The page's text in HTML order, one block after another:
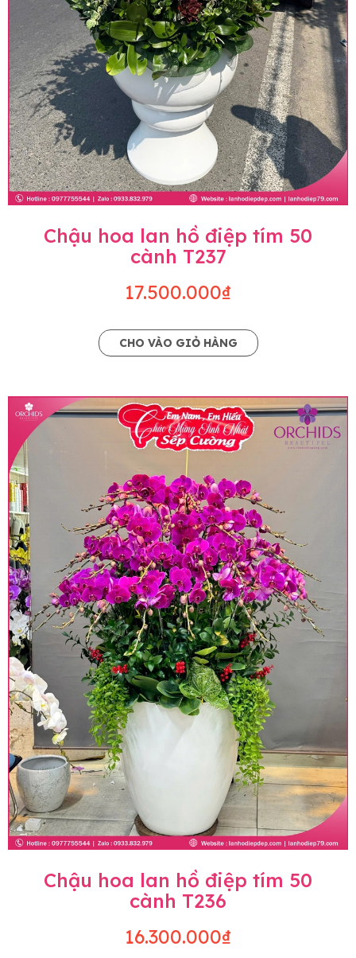
Chậu hoa lan hồ điệp tím 50
cành T237
17.500.000₫
CHO VÀO GIỎ HÀNG
Chậu hoa lan hồ điệp tím 50
cành T236
16.300.000₫